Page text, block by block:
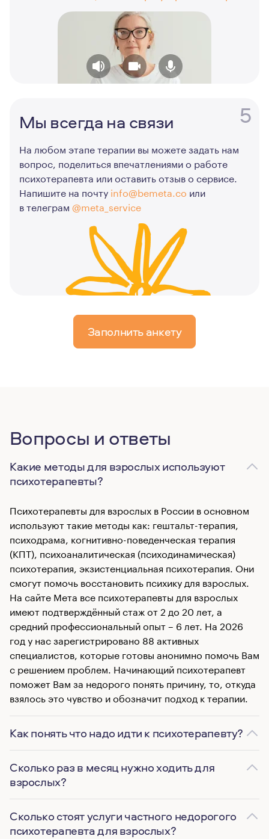
5
Мы всегда на связи
На любом этапе терапии вы можете задать нам
вопрос, поделиться впечатлениями о работе
психотерапевта или оставить отзыв о сервисе.
Напишите на почту info@bemeta.co или
в телеграм @meta_service
Заполнить анкету
Вопросы и ответы
Какие методы для взрослых используют
психотерапевты?
Психотерапевты для взрослых в России в основном
используют такие методы как: гештальт-терапия,
психодрама, когнитивно-поведенческая терапия
(КПТ), психоаналитическая (психодинамическая)
психотерапия, экзистенциальная психотерапия. Они
смогут помочь восстановить психику для взрослых.
На сайте Мета все психотерапевты для взрослых
имеют подтверждённый стаж от 2 до 20 лет, а
средний профессиональный опыт – 6 лет. На 2026
год у нас зарегистрировано 88 активных
специалистов, которые готовы анонимно помочь Вам
с решением проблем. Начинающий психотерапевт
поможет Вам за недорого понять причину, то, откуда
взялось это чувство и обозначит подход к терапии.
Как понять что надо идти к психотерапевту?
Сколько раз в месяц нужно ходить для
взрослых?
Сколько стоят услуги частного недорогого
психотерапевта для взрослых?